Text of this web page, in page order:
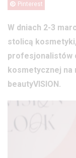
Pinterest
W dniach 2-3
stolicą
profesjonalistów
kosmetycznej na
beautyVISION.